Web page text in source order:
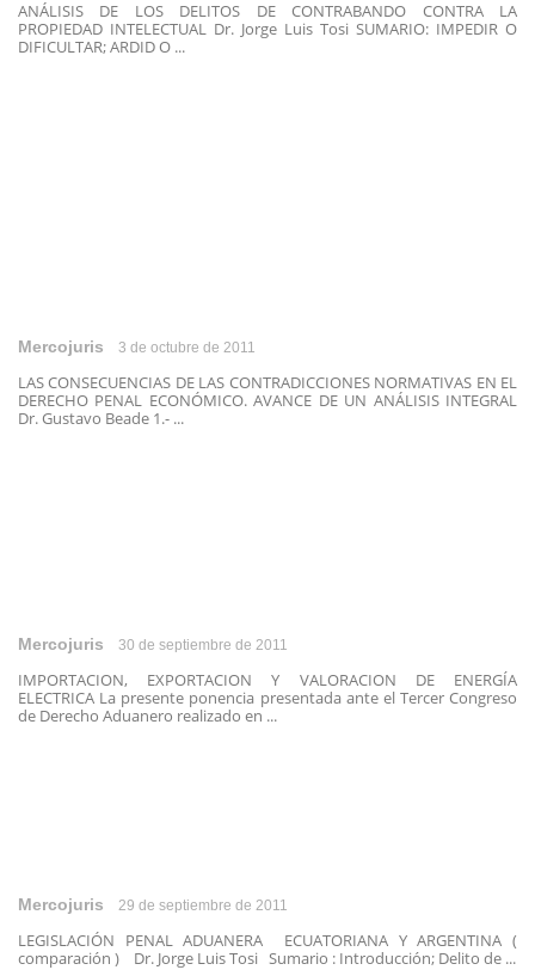
ANÁLISIS DE LOS DELITOS DE CONTRABANDO CONTRA LA
PROPIEDAD INTELECTUAL Dr. Jorge Luis Tosi SUMARIO: IMPEDIR O
DIFICULTAR; ARDID O ...
Mercojuris 3 de octubre de 2011
LAS CONSECUENCIAS DE LAS CONTRADICCIONES NORMATIVAS EN EL
DERECHO PENAL ECONÓMICO. AVANCE DE UN ANÁLISIS INTEGRAL
Dr. Gustavo Beade 1.- ...
Mercojuris 30 de septiembre de 2011
IMPORTACION, EXPORTACION Y VALORACION DE ENERGÍA
ELECTRICA La presente ponencia presentada ante el Tercer Congreso
de Derecho Aduanero realizado en ...
Mercojuris 29 de septiembre de 2011
LEGISLACIÓN PENAL ADUANERA ECUATORIANA Y ARGENTINA (
comparación ) Dr. Jorge Luis Tosi Sumario : Introducción; Delito de ...